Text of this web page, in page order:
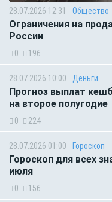
28.07.2026 12:31 Общество
Ограничения на
России
0 196
28.07.2026 10:00 Деньги
Прогноз выплат
на второе полугодие
0 224
28.07.2026 01:00 Гороскоп
Гороскоп для всех
июля
0 156